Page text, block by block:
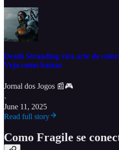
Death Stranding vira arte de
Veja como baixar
Jornal dos Jogos 📰🎮
·
June 11, 2025
Read full story
Como Fragile se